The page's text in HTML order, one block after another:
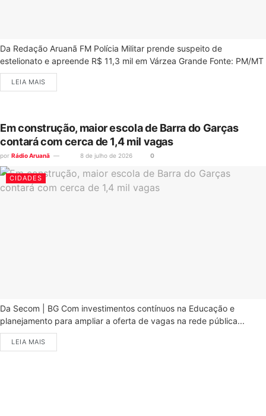
Da Redação Aruanã FM Polícia Militar prende suspeito de
estelionato e apreende R$ 11,3 mil em Várzea Grande Fonte: PM/MT
LEIA MAIS
Em construção, maior escola de Barra do Garças
contará com cerca de 1,4 mil vagas
por Rádio Aruanã 8 de julho de 2026 0
CIDADES
Da Secom | BG Com investimentos contínuos na Educação e
planejamento para ampliar a oferta de vagas na rede pública...
LEIA MAIS